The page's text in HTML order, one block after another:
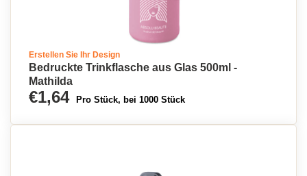
Erstellen Sie Ihr Design
Bedruckte Trinkflasche aus Glas 500ml -
Mathilda
€1,64 Pro Stück, bei 1000 Stück